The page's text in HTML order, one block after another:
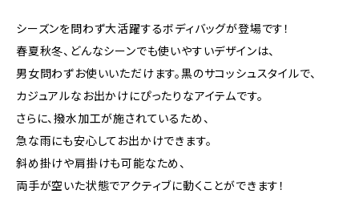
シーズンを問わず大活躍するボディバッグが登場です！
春夏秋冬、どんなシーンでも使いやすいデザインは、
男女問わずお使いいただけます。黒のサコッシュスタイルで、
カジュアルなお出かけにぴったりなアイテムです。
さらに、撥水加工が施されているため、
急な雨にも安心してお出かけできます。
斜め掛けや肩掛けも可能なため、
両手が空いた状態でアクティブに動くことができます！